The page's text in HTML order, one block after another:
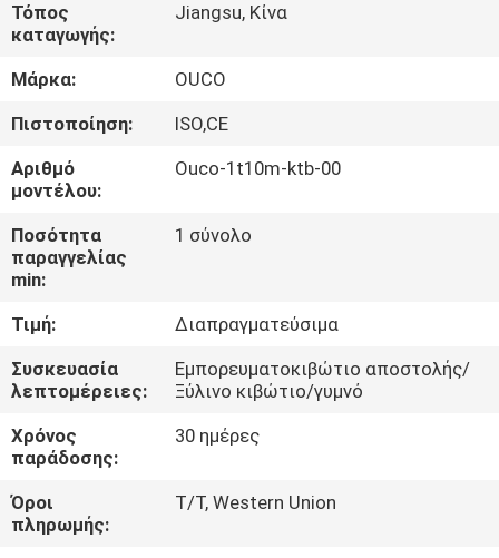
ΕΜΦΆΝΙΣΗ
VR
ΣΧΕΤΙΚΆ
ΜΕ
ΕΜΆΣ
ΣΤΟ
ΕΡΓΟΣΤΆΣΙΟ
ΈΛΕΓΧΟΣ
ΠΟΙΌΤΗΤΑΣ
Τόπος
καταγωγής:
Jiangsu, Κίνα
Μάρκα:
OUCO
Πιστοποίηση:
ISO,CE
Αριθμό
μοντέλου:
Ouco-1t10m-ktb-00
Ποσότητα
παραγγελίας
min:
1 σύνολο
Τιμή:
Διαπραγματεύσιμα
Συσκευασία
λεπτομέρειες:
Εμπορευματοκιβώτιο αποστολής/
Ξύλινο κιβώτιο/γυμνό
Χρόνος
παράδοσης:
30 ημέρες
Όροι
πληρωμής:
T/T, Western Union